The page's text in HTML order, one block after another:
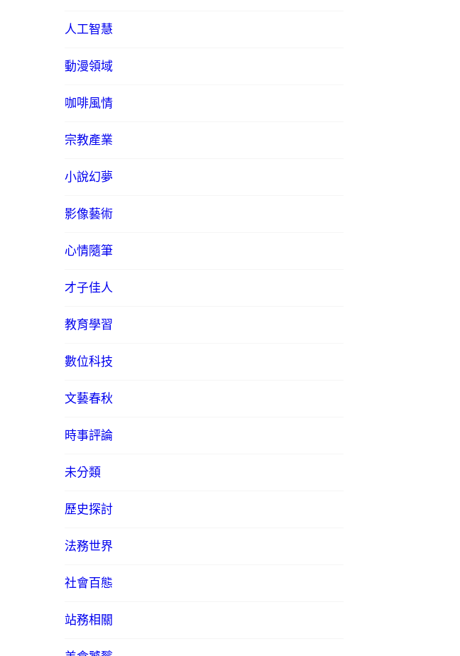
人工智慧
動漫領域
咖啡風情
宗教產業
小說幻夢
影像藝術
心情隨筆
才子佳人
教育學習
數位科技
文藝春秋
時事評論
未分類
歷史探討
法務世界
社會百態
站務相關